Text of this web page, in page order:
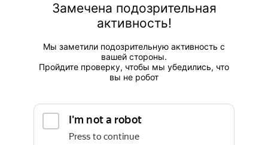
Замечена подозрительная
активность!
Мы заметили подозрительную активность с
вашей стороны.
Пройдите проверку, чтобы мы убедились, что
вы не робот